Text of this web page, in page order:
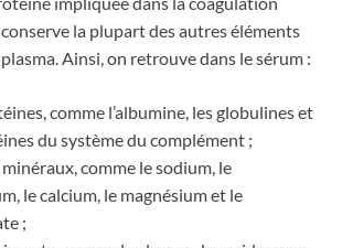
la plupart des autres éléments
Ainsi, on retrouve dans le sérum :
comme l’albumine, les globulines et
du système du complément ;
minéraux, comme le sodium, le
le calcium, le magnésium et le
;